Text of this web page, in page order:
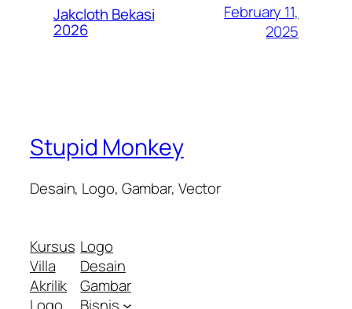
Jakcloth Bekasi
2026
February 11,
2025
Stupid Monkey
Desain, Logo, Gambar, Vector
Kursus
Villa
Akrilik
Logo
Logo
Desain
Gambar
Bisnis